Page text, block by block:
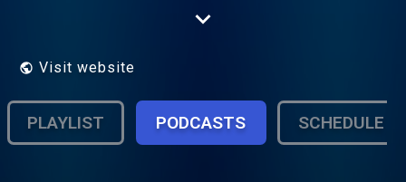
bars Lounge du monde chez vous! Tous
pour ne garder que les plus Sweet &
Soulful.
Visit website
PLAYLIST PODCASTS SCHEDULE